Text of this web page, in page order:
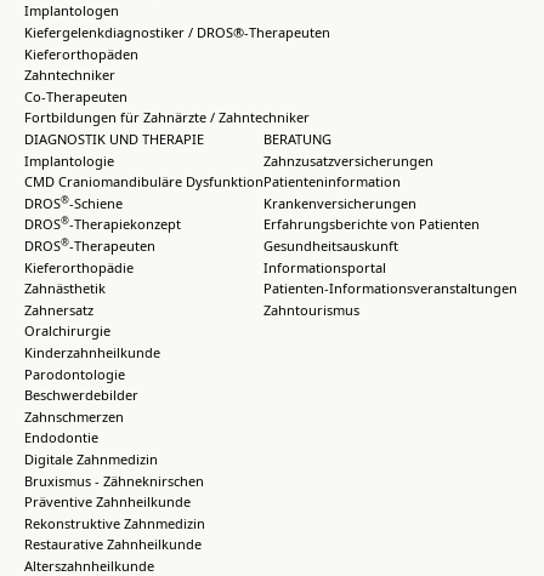
Implantologen
Kiefergelenkdiagnostiker / DROS®-Therapeuten
Kieferorthopäden
Zahntechniker
Co-Therapeuten
Fortbildungen für Zahnärzte / Zahntechniker
DIAGNOSTIK UND THERAPIE
Implantologie
CMD Craniomandibuläre Dysfunktion
DROS®-Schiene
DROS®-Therapiekonzept
DROS®-Therapeuten
Kieferorthopädie
Zahnästhetik
Zahnersatz
Oralchirurgie
Kinderzahnheilkunde
Parodontologie
Beschwerdebilder
Zahnschmerzen
Endodontie
Digitale Zahnmedizin
Bruxismus - Zähneknirschen
Präventive Zahnheilkunde
Rekonstruktive Zahnmedizin
Restaurative Zahnheilkunde
Alterszahnheilkunde
BERATUNG
Zahnzusatzversicherungen
Patienteninformation
Krankenversicherungen
Erfahrungsberichte von Patienten
Gesundheitsauskunft
Informationsportal
Patienten-Informationsveranstaltungen
Zahntourismus